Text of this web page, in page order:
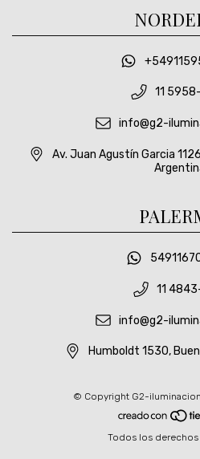
11
info@g2-
Av. Juan Agustín Garcia
11
info@g2-
Humboldt 1530,
© Copyright G2-
Todos los derechos